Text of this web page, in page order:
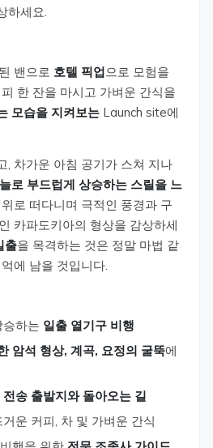
하세요.
밴으로 호텔 픽업으로 모험을
한 잔을 마시고 가벼운 간식을
모습을 지켜보는 Launch site에
, 차가운 아침 공기가 스쳐 지나
로 부드럽게 상승하는 스릴을 느
로 떠다니며 극적인 풍경과 구
카파도키아의 형상을 감상하세
출을 목격하는 것은 정말 마법 같
에 남을 것입니다.
승하는 일출 열기구 비행
암석 형상, 계곡, 요정의 굴뚝에
전송 출발지와 돌아오는 길
운 커피, 차 및 가벼운 간식